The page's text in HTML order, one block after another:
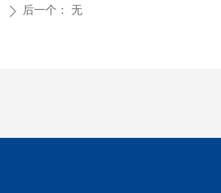
ꄲ 后一个： 无